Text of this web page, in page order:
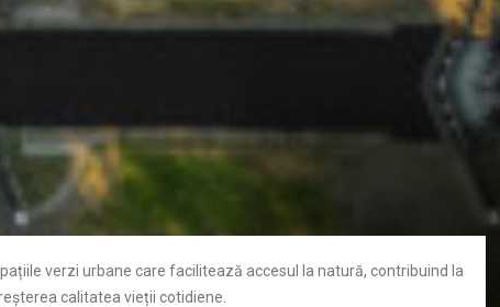
verzi urbane care facilitează accesul la natură, contribuind la
calitatea vieții cotidiene.